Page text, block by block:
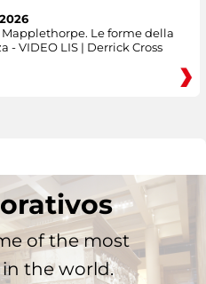
Mapplethorpe. Le forme della
- VIDEO LIS | Derrick Cross
of the most
the world.